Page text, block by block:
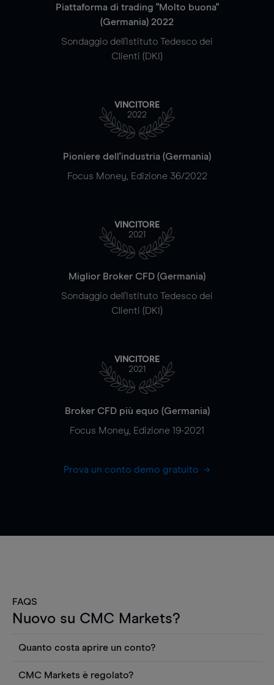
Piattaforma di trading "Molto buona"
(Germania) 2022
Sondaggio dell'Istituto Tedesco dei
Clienti (DKI)
VINCITORE
2022
Pioniere dell'industria (Germania)
Focus Money, Edizione 36/2022
VINCITORE
2021
Miglior Broker CFD (Germania)
Sondaggio dell'Istituto Tedesco dei
Clienti (DKI)
VINCITORE
2021
Broker CFD più equo (Germania)
Focus Money, Edizione 19-2021
Prova un conto demo gratuito
FAQS
Nuovo su CMC Markets?
Quanto costa aprire un conto?
Puoi anche visualizzare gratuitamente i prezzi e
CMC Markets è regolato?